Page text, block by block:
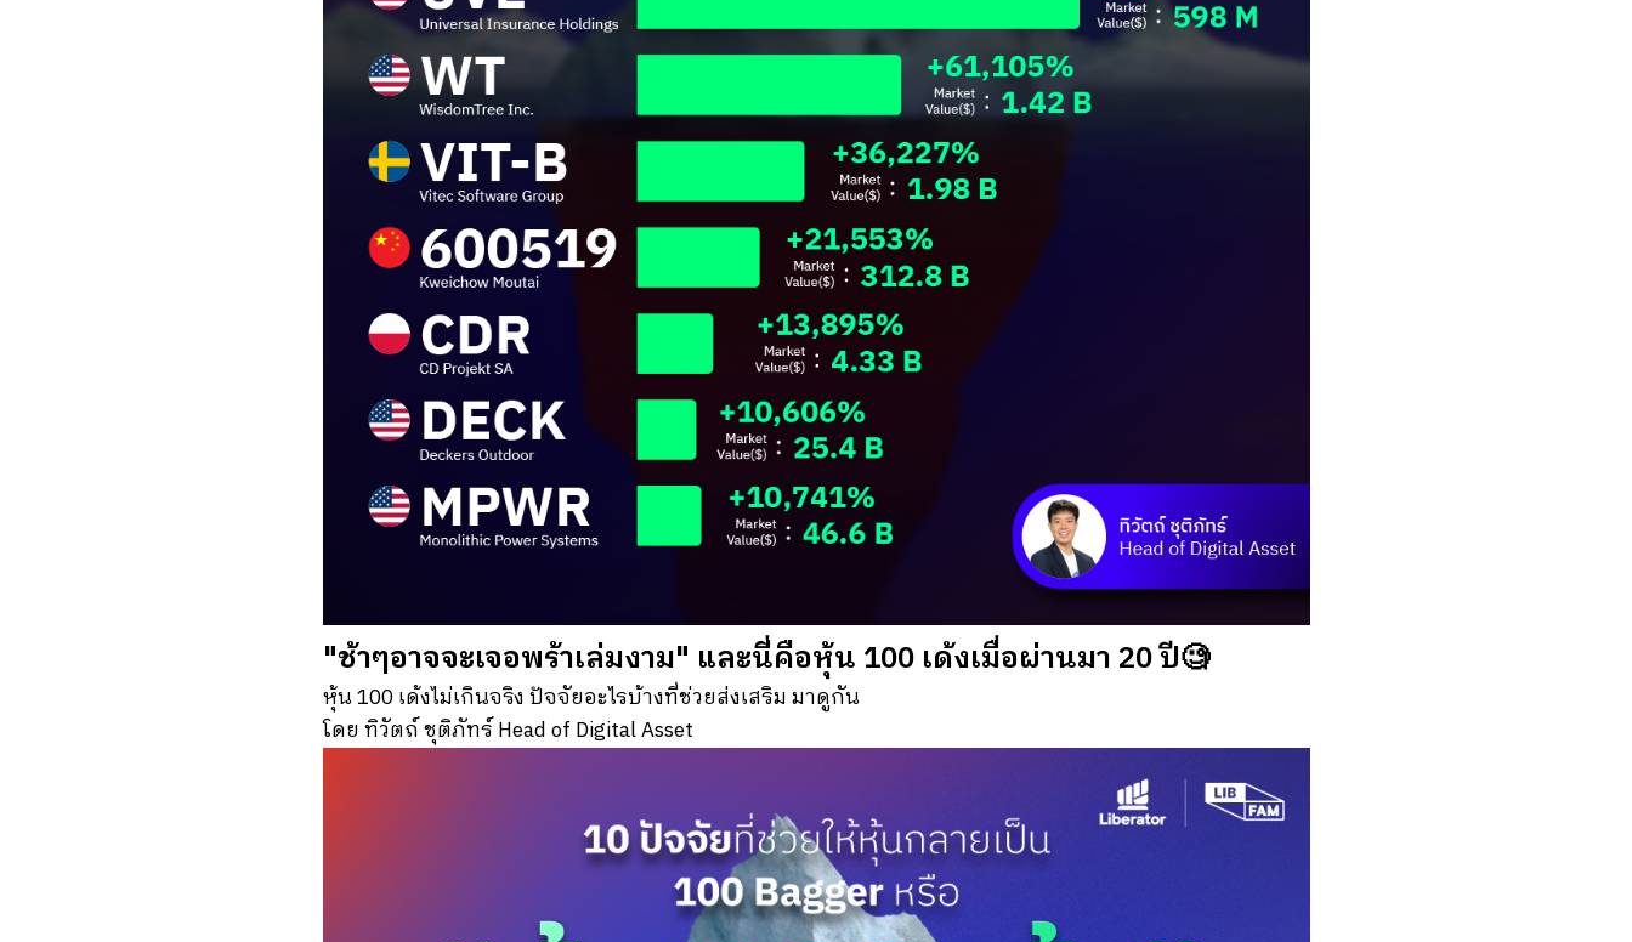
"ช้าๆอาจจะเจอพร้าเล่มงาม" และนี่คือหุ้น 100 เด้งเมื่อผ่านมา 20 ปี🧐
หุ้น 100 เด้งไม่เกินจริง ปัจจัยอะไรบ้างที่ช่วยส่งเสริม มาดูกัน
โดย ทิวัตถ์ ชุติภัทร์ Head of Digital Asset